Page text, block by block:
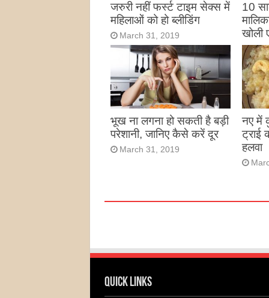
जरुरी नहीं फर्स्ट टाइम सेक्स में
महिलाओं को हो ब्लीडिंग
March 31, 2019
10
खोली
भूख ना लगना हो सकती है बड़ी
परेशानी, जानिए कैसे करें दूर
March 31, 2019
नए में
हलवा
Quick Links